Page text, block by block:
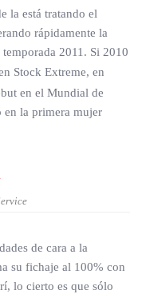
la está tratando el
rápidamente la
2011. Si 2010
Stock Extreme, en
en el Mundial de
en la primera mujer
de cara a la
su fichaje al 100% con
lo cierto es que sólo